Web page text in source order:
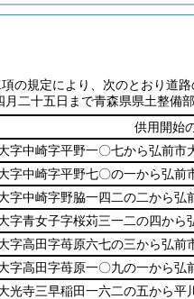
の規定により、次のとおり道
二十五日まで青森県県土整備
供用開始
字中崎字平野一〇七から弘前市
字中崎字平野七〇の一から弘前
字中崎字野脇一四二の二から弘
字青女子字桜苅三一二の四から
字高田字苺原六七の三から弘前
字高田字苺原一〇九の一から弘
光寺三早稲田一六二の五から平